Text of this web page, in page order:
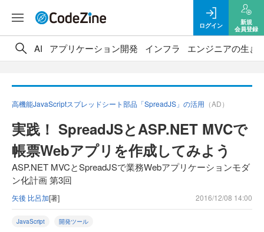
ログイン
新規
会員登録
AI アプリケーション開発 インフラ エンジニアの生き
高機能JavaScriptスプレッドシート部品「SpreadJS」の活用 （AD）
実践！ SpreadJSとASP.NET MVCで
帳票Webアプリを作成してみよう
ASP.NET MVCとSpreadJSで業務Webアプリケーションモダ
ン化計画 第3回
矢後 比呂加[著] 2016/12/08 14:00
JavaScript 開発ツール